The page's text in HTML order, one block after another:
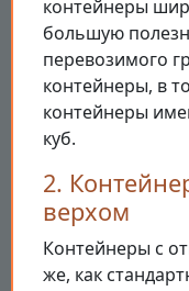
контейнеры
большую
перевозимого
контейнеры, в
контейнеры
куб.
2.
верхом
Контейнеры с
же, как